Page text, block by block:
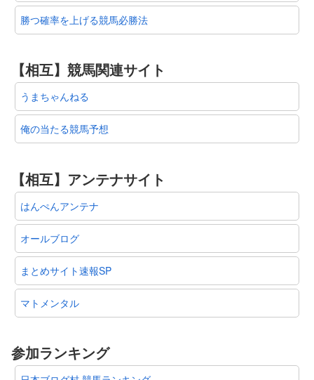
勝つ確率を上げる競馬必勝法
【相互】競馬関連サイト
うまちゃんねる
俺の当たる競馬予想
【相互】アンテナサイト
はんぺんアンテナ
オールブログ
まとめサイト速報SP
マトメンタル
参加ランキング